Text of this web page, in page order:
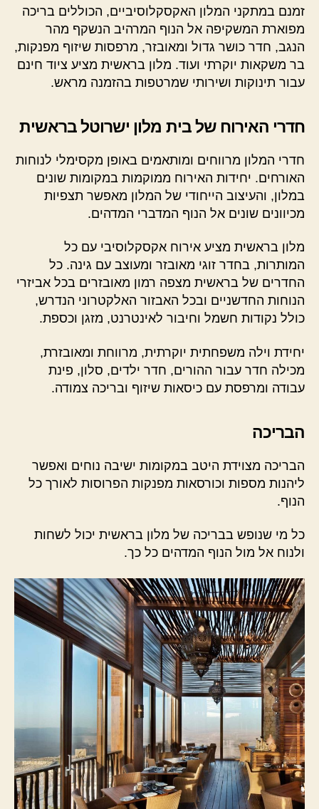
זמנם במתקני המלון האקסקלוסיביים, הכוללים בריכה
מפוארת המשקיפה אל הנוף המרהיב הנשקף מהר
הנגב, חדר כושר גדול ומאובזר, מרפסות שיזוף מפנקות,
בר משקאות יוקרתי ועוד. מלון בראשית מציע ציוד חינם
עבור תינוקות ושירותי שמרטפות בהזמנה מראש.
חדרי האירוח של בית מלון ישרוטל בראשית
חדרי המלון מרווחים ומותאמים באופן מקסימלי לנוחות
האורחים. יחידות האירוח ממוקמות במקומות שונים
במלון, והעיצוב הייחודי של המלון מאפשר תצפיות
מכיוונים שונים אל הנוף המדברי המדהים.
מלון בראשית מציע אירוח אקסקלוסיבי עם כל
המותרות, בחדר זוגי מאובזר ומעוצב עם גינה. כל
החדרים של בראשית מצפה רמון מאובזרים בכל אביזרי
הנוחות החדשניים ובכל האבזור האלקטרוני הנדרש,
כולל נקודות חשמל וחיבור לאינטרנט, מזגן וכספת.
יחידת וילה משפחתית יוקרתית, מרווחת ומאובזרת,
מכילה חדר עבור ההורים, חדר ילדים, סלון, פינת
עבודה ומרפסת עם כיסאות שיזוף ובריכה צמודה.
הבריכה
הבריכה מצוידת היטב במקומות ישיבה נוחים ואפשר
ליהנות מספות וכורסאות מפנקות הפרוסות לאורך כל
הנוף.
כל מי שנופש בבריכה של מלון בראשית יכול לשחות
ולנוח אל מול הנוף המדהים כל כך.